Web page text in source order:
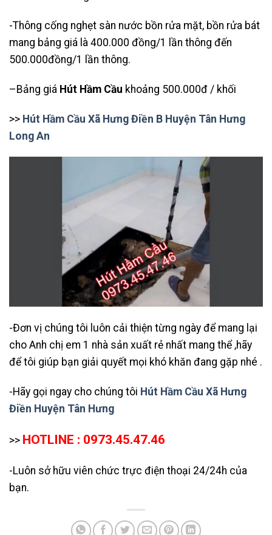
-Thông cống nghẹt sàn nước bồn rửa mặt, bồn rửa bát
mang bảng giá là 400.000 đồng/1 lần thông đến
500.000đồng/1 lần thông.
–Bảng giá Hút Hầm Cầu khoảng 500.000đ / khối
>> Hút Hầm Cầu Xã Hưng Điền B Huyện Tân Hưng
Long An
-Đơn vị chúng tôi luôn cải thiện từng ngày để mang lại
cho Anh chị em 1 nhà sản xuất rẻ nhất mang thể ,hãy
để tôi giúp bạn giải quyết mọi khó khăn đang gặp nhé .
-Hãy gọi ngay cho chúng tôi Hút Hầm Cầu Xã Hưng
Điền Huyện Tân Hưng
>> HOTLINE : 0973.45.47.46
-Luôn sở hữu viên chức trực điện thoại 24/24h của
bạn.